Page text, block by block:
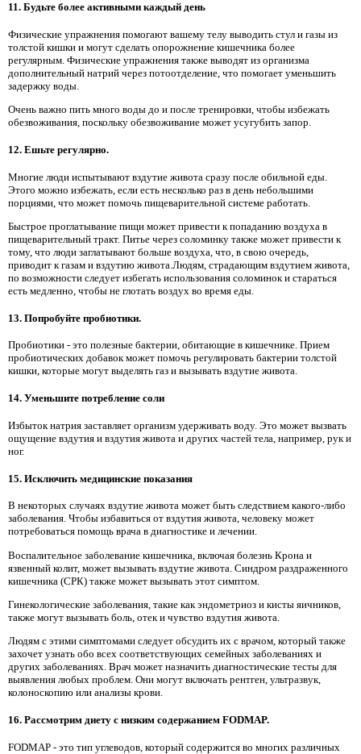
11. Будьте более активными каждый день
Физические упражнения помогают вашему телу выводить стул и газы из
толстой кишки и могут сделать опорожнение кишечника более
регулярным. Физические упражнения также выводят из организма
дополнительный натрий через потоотделение, что помогает уменьшить
задержку воды.
Очень важно пить много воды до и после тренировки, чтобы избежать
обезвоживания, поскольку обезвоживание может усугубить запор.
12. Ешьте регулярно.
Многие люди испытывают вздутие живота сразу после обильной еды.
Этого можно избежать, если есть несколько раз в день небольшими
порциями, что может помочь пищеварительной системе работать.
Быстрое проглатывание пищи может привести к попаданию воздуха в
пищеварительный тракт. Питье через соломинку также может привести к
тому, что люди заглатывают больше воздуха, что, в свою очередь,
приводит к газам и вздутию живота.Людям, страдающим вздутием живота,
по возможности следует избегать использования соломинок и стараться
есть медленно, чтобы не глотать воздух во время еды.
13. Попробуйте пробиотики.
Пробиотики - это полезные бактерии, обитающие в кишечнике. Прием
пробиотических добавок может помочь регулировать бактерии толстой
кишки, которые могут выделять газ и вызывать вздутие живота.
14. Уменьшите потребление соли
Избыток натрия заставляет организм удерживать воду. Это может вызвать
ощущение вздутия и вздутия живота и других частей тела, например, рук и
ног.
15. Исключить медицинские показания
В некоторых случаях вздутие живота может быть следствием какого-либо
заболевания. Чтобы избавиться от вздутия живота, человеку может
потребоваться помощь врача в диагностике и лечении.
Воспалительное заболевание кишечника, включая болезнь Крона и
язвенный колит, может вызывать вздутие живота. Синдром раздраженного
кишечника (СРК) также может вызывать этот симптом.
Гинекологические заболевания, такие как эндометриоз и кисты яичников,
также могут вызывать боль, отек и чувство вздутия живота.
Людям с этими симптомами следует обсудить их с врачом, который также
захочет узнать обо всех соответствующих семейных заболеваниях и
других заболеваниях. Врач может назначить диагностические тесты для
выявления любых проблем. Они могут включать рентген, ультразвук,
колоноскопию или анализы крови.
16. Рассмотрим диету с низким содержанием FODMAP.
FODMAP - это тип углеводов, который содержится во многих различных